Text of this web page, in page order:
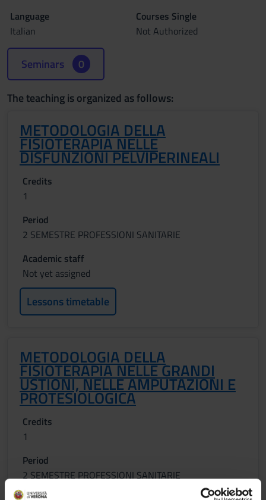
Language
Italian
Courses Single
Not Authorized
Seminars 0
The teaching is organized as follows:
METODOLOGIA DELLA
FISIOTERAPIA NELLE
DISFUNZIONI PELVIPERINEALI
Credits
1
Period
2 SEMESTRE PROFESSIONI SANITARIE
Academic staff
Not yet assigned
Lessons timetable
METODOLOGIA DELLA
FISIOTERAPIA NELLE GRANDI
USTIONI, NELLE AMPUTAZIONI E
PROTESIOLOGICA
Credits
1
Period
2 SEMESTRE PROFESSIONI SANITARIE